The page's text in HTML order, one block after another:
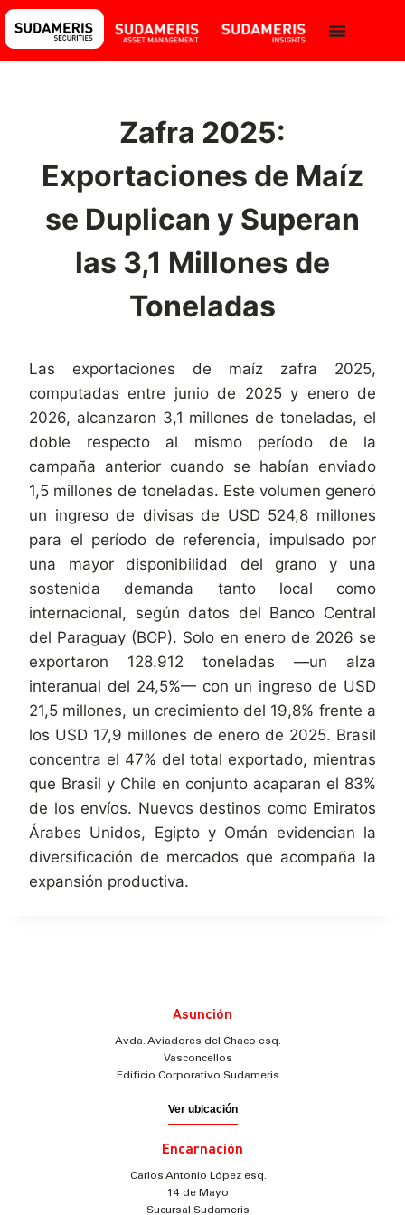
Zafra 2025:
Exportaciones de Maíz
se Duplican y Superan
las 3,1 Millones de
Toneladas
Las exportaciones de maíz zafra 2025,
computadas entre junio de 2025 y enero de
2026, alcanzaron 3,1 millones de toneladas, el
doble respecto al mismo período de la
campaña anterior cuando se habían enviado
1,5 millones de toneladas. Este volumen generó
un ingreso de divisas de USD 524,8 millones
para el período de referencia, impulsado por
una mayor disponibilidad del grano y una
sostenida demanda tanto local como
internacional, según datos del Banco Central
del Paraguay (BCP). Solo en enero de 2026 se
exportaron 128.912 toneladas —un alza
interanual del 24,5%— con un ingreso de USD
21,5 millones, un crecimiento del 19,8% frente a
los USD 17,9 millones de enero de 2025. Brasil
concentra el 47% del total exportado, mientras
que Brasil y Chile en conjunto acaparan el 83%
de los envíos. Nuevos destinos como Emiratos
Árabes Unidos, Egipto y Omán evidencian la
diversificación de mercados que acompaña la
expansión productiva.
Asunción
Avda. Aviadores del Chaco esq.
Vasconcellos
Edificio Corporativo Sudameris
Ver ubicación
Encarnación
Carlos Antonio López esq.
14 de Mayo
Sucursal Sudameris